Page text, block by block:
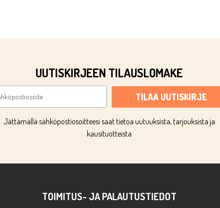
UUTISKIRJEEN TILAUSLOMAKE
TILAA UUTISKIRJE
Jättämällä sähköpostiosoitteesi saat tietoa uutuuksista, tarjouksista ja
kausituotteista
TOIMITUS- JA PALAUTUSTIEDOT